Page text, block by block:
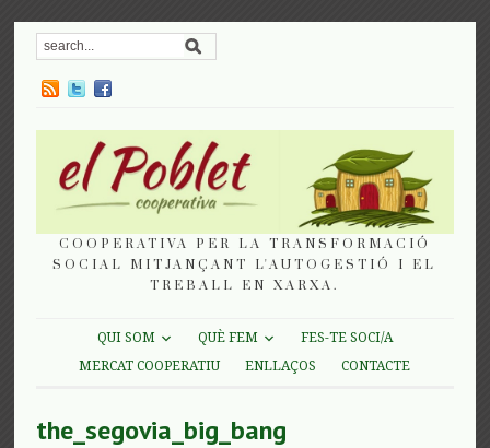
COOPERATIVA PER LA TRANSFORMACIÓ
SOCIAL MITJANÇANT L'AUTOGESTIÓ I EL
TREBALL EN XARXA.
QUI SOM QUÈ FEM
FES-TE SOCI/A
MERCAT COOPERATIU
ENLLAÇOS CONTACTE
the_segovia_big_bang